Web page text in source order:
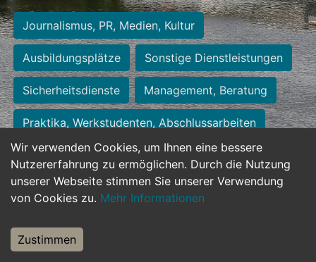
Wir verwenden Cookies, um Ihnen eine bessere
Nutzererfahrung zu ermöglichen. Durch die Nutzung
unserer Webseite stimmen Sie unserer Verwendung
von Cookies zu. Mehr Informationen
Zustimmen
Journalismus, PR, Medien, Kultur
Ausbildungsplätze Sonstige Dienstleistungen
Sicherheitsdienste Management, Beratung
Praktika, Werkstudenten, Abschlussarbeiten
Personalwesen Assistenz, Sekretariat
Hilfskräfte, Aushilfs- und Nebenjobs
Weiterbildung, Studium, duale Ausbildung